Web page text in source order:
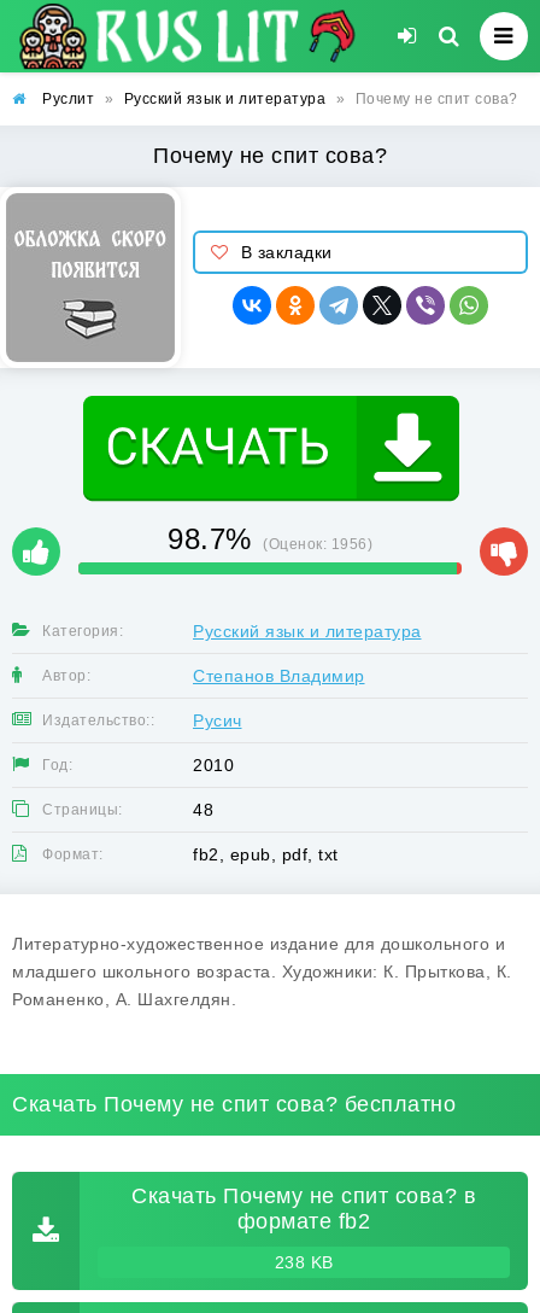
Руслит » Русский язык и литература » Почему не спит сова?
Почему не спит сова?
В закладки
98.7% (Оценок: 1956)
Категория: Русский язык и литература
Автор: Степанов Владимир
Издательство:: Русич
Год: 2010
Страницы: 48
Формат: fb2, epub, pdf, txt
Литературно-художественное издание для дошкольного и
младшего школьного возраста. Художники: К. Прыткова, К.
Романенко, А. Шахгелдян.
Скачать Почему не спит сова? бесплатно
Скачать Почему не спит сова? в
формате fb2
238 KB